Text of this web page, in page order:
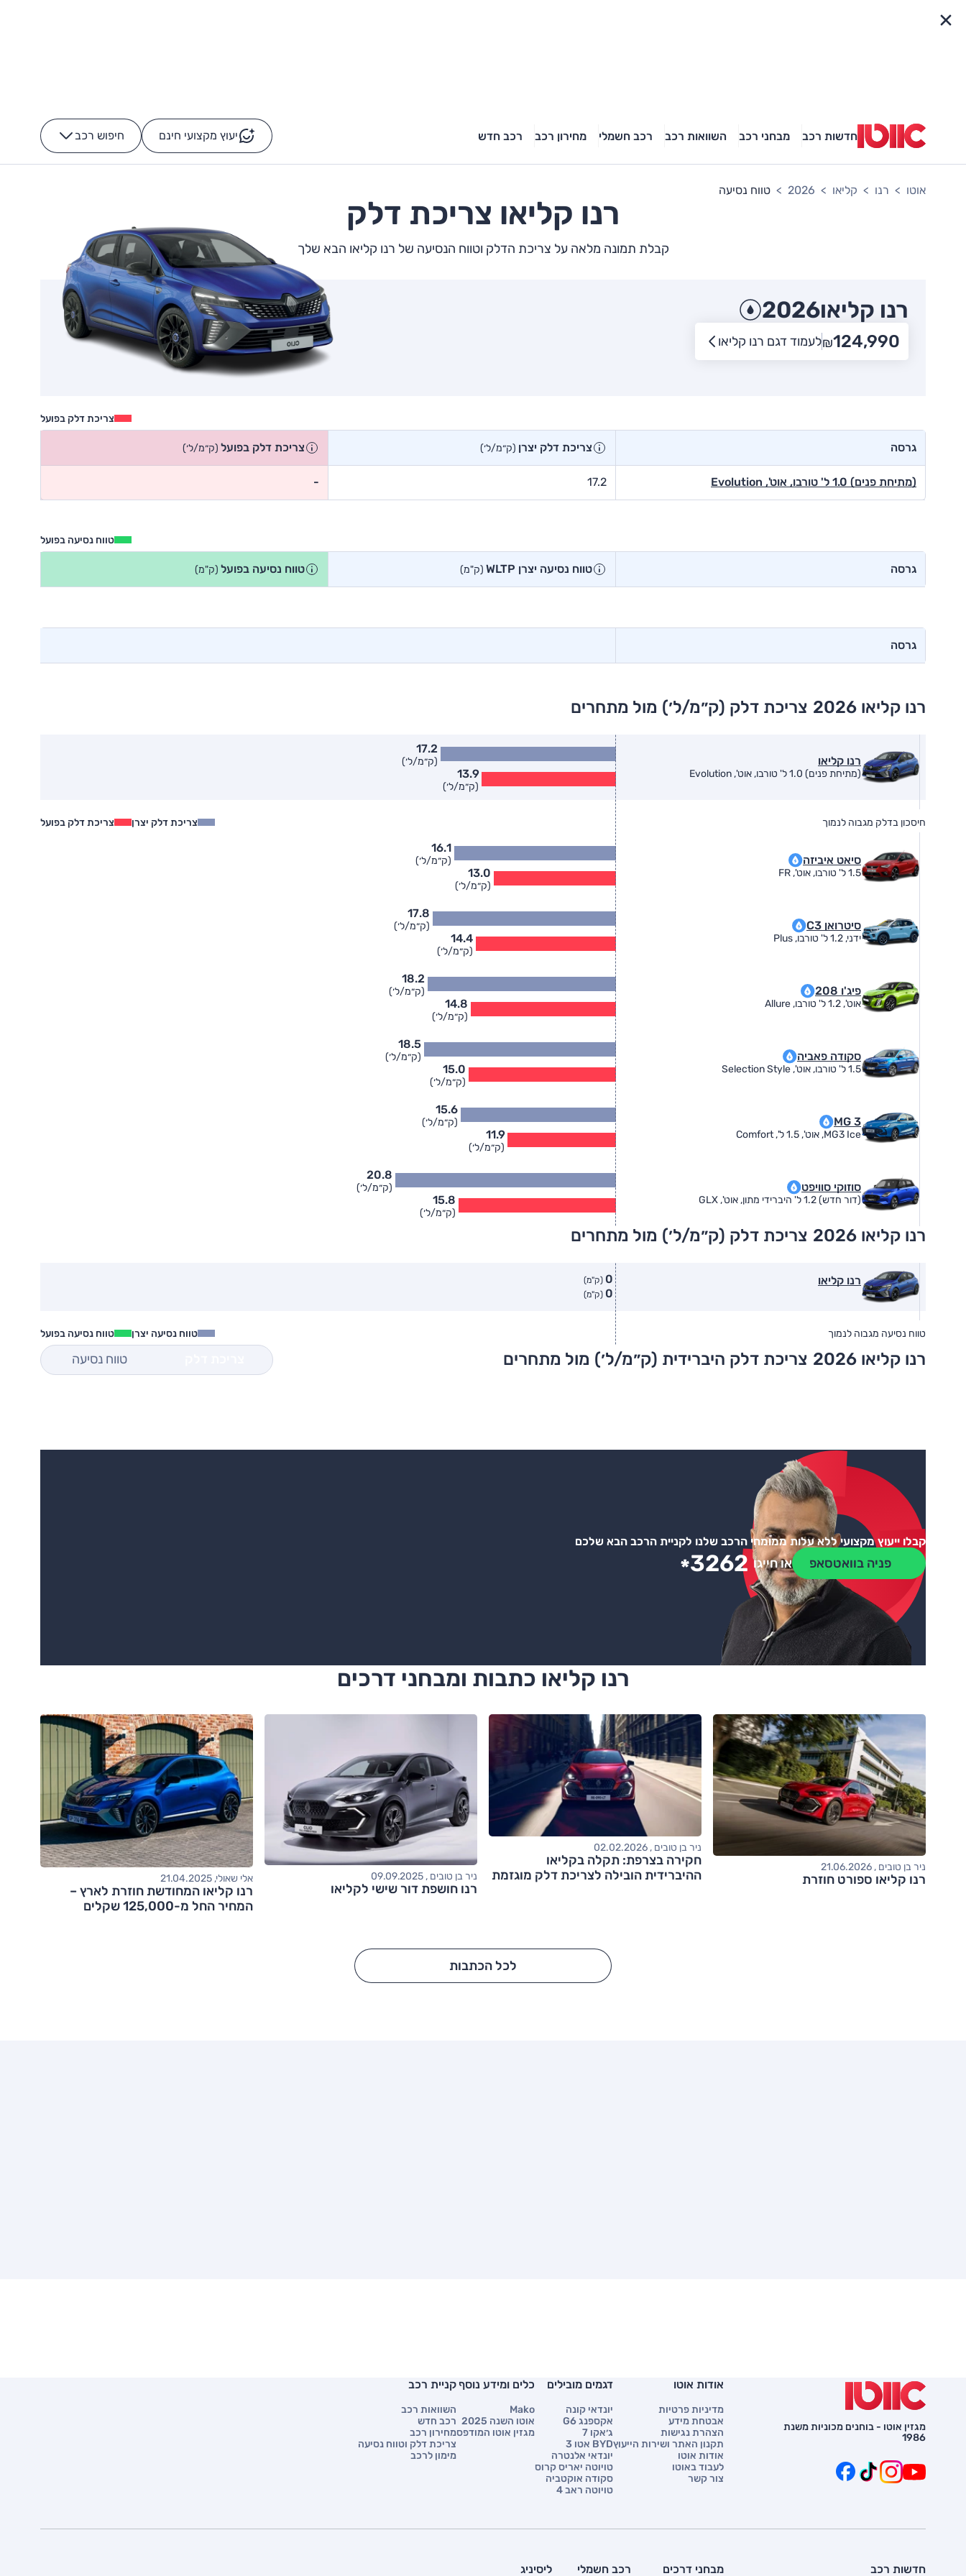
חדשות רכב מבחני רכב השוואות רכב רכב חשמלי מחירון רכב רכב חדש יעוץ מקצועי חינם חיפוש רכב -
אוטו רנו קליאו 2026 טווח נסיעה
רנו קליאו צריכת דלק
קבלת תמונה מלאה על צריכת הדלק וטווח הנסיעה של רנו קליאו הבא שלך
רנו קליאו2026
₪124,990 לעמוד דגם רנו קליאו
צריכת דלק בפועל
גרסה צריכת דלק יצרן (ק״מ/ל׳) צריכת דלק בפועל (ק״מ/ל׳)
(מתיחת פנים) 1.0 ל' טורבו, אוט', Evolution 17.2
-
טווח נסיעה בפועל
גרסה טווח נסיעה יצרן WLTP (ק"מ) טווח נסיעה בפועל (ק"מ)
גרסה
רנו קליאו 2026 צריכת דלק (ק״מ/ל׳) מול מתחרים
רנו קליאו
(מתיחת פנים) 1.0 ל' טורבו, אוט', Evolution
17.2
(ק״מ/ל׳)
13.9
(ק״מ/ל׳)
חיסכון בדלק מגבוה לנמוך צריכת דלק יצרן צריכת דלק בפועל
סיאט איביזה
1.5 ל' טורבו, אוט', FR
16.1
(ק״מ/ל׳)
13.0
(ק״מ/ל׳)
סיטרואן C3
ידני, 1.2 ל' טורבו, Plus
17.8
(ק״מ/ל׳)
14.4
(ק״מ/ל׳)
פיג'ו 208
אוט', 1.2 ל' טורבו, Allure
18.2
(ק״מ/ל׳)
14.8
(ק״מ/ל׳)
סקודה פאביה
1.5 ל' טורבו, אוט', Selection Style
18.5
(ק״מ/ל׳)
15.0
(ק״מ/ל׳)
MG 3
MG3 Ice, אוט', 1.5 ל', Comfort
15.6
(ק״מ/ל׳)
11.9
(ק״מ/ל׳)
סוזוקי סוויפט
(דור חדש) 1.2 ל' היברידי מתון, אוט', GLX
20.8
(ק״מ/ל׳)
15.8
(ק״מ/ל׳)
רנו קליאו 2026 צריכת דלק (ק״מ/ל׳) מול מתחרים
רנו קליאו 0 (ק"מ)
0 (ק"מ)
טווח נסיעה מגבוה לנמוך טווח נסיעה יצרן טווח נסיעה בפועל
רנו קליאו 2026 צריכת דלק היברידית (ק״מ/ל׳) מול מתחרים טווח נסיעה
קבלו ייעוץ מקצועי ללא עלות ממומחי הרכב שלנו לקניית הרכב הבא שלכם
פניה בוואטסאפ או חייגו *3262
רנו קליאו כתבות ומבחני דרכים
ניר בן טובים , 21.06.2026
רנו קליאו ספורט חוזרת
ניר בן טובים , 02.02.2026
חקירה בצרפת: תקלה בקליאו
ההיברידית הובילה לצריכת דלק מוגזמת
ניר בן טובים , 09.09.2025
רנו חושפת דור שישי לקליאו
אלי שאולי, 21.04.2025
רנו קליאו המחודשת חוזרת לארץ –
המחיר החל מ-125,000 שקלים
לכל הכתבות
מגזין אוטו - בוחנים מכוניות משנת
1986
אודות אוטו
מדיניות פרטיות
אבטחת מידע
הצהרת נגישות
תקנון האתר ושירות הייעוץ
אודות אוטו
לעבוד באוטו
צור קשר
דגמים מובילים
יונדאי קונה
אקספנג G6
ג׳אקו 7
BYD אטו 3
יונדאי אלנטרה
טויוטה יאריס קרוס
סקודה אוקטביה
טויוטה ראב 4
כלים ומידע נוסף
Mako
אוטו השנה 2025
מגזין אוטו המודפס
קניית רכב
השוואות רכב
רכב חדש
מחירון רכב
צריכת דלק וטווח נסיעה
מימון לרכב
חדשות רכב מבחני דרכים רכב חשמלי ליסיניג